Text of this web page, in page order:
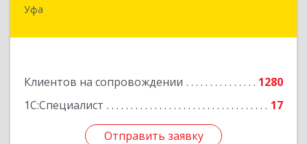
Уфа
Клиентов на сопровождении
1280
1С:Специалист
17
Отправить заявку
450006, Башкортостан Респ, г.о. город Уфа, Уфа
Отправить заявку